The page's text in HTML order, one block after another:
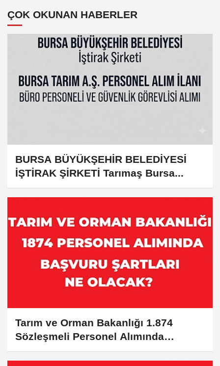
ÇOK OKUNAN HABERLER
BURSA BÜYÜKŞEHİR BELEDİYESİ
İŞTİRAK ŞİRKETİ Tarımaş Bursa...
Tarım ve Orman Bakanlığı 1.874
Sözleşmeli Personel Alımında
Başvuru...